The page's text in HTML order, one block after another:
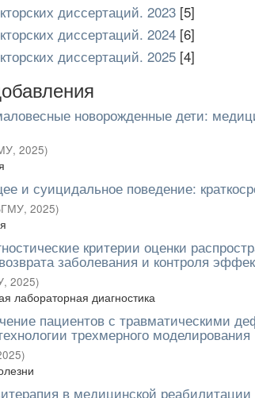
диссертаций. 2023 [5]
диссертаций. 2024 [6]
диссертаций. 2025 [4]
новорожденные дети:
, 2025)
и суицидальное поведение:
, 2025)
критерии оценки
заболевания и контроля
, 2025)
лабораторная диагностика
пациентов с травматическими
трехмерного моделирования
)
в медицинской